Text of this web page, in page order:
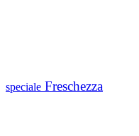
speciale Freschezza